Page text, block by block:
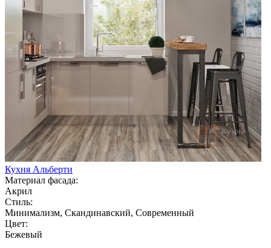
Кухня Альберти
Материал фасада:
Акрил
Стиль:
Минимализм, Скандинавский, Современный
Цвет:
Бежевый